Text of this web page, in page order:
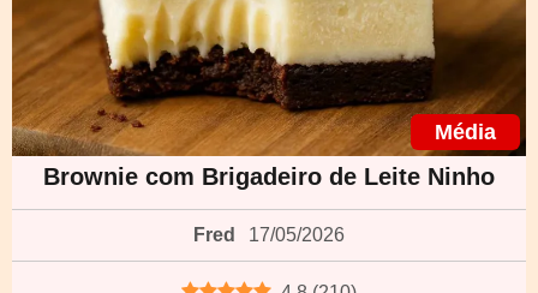
Média
Brownie com Brigadeiro de Leite Ninho
Fred 17/05/2026